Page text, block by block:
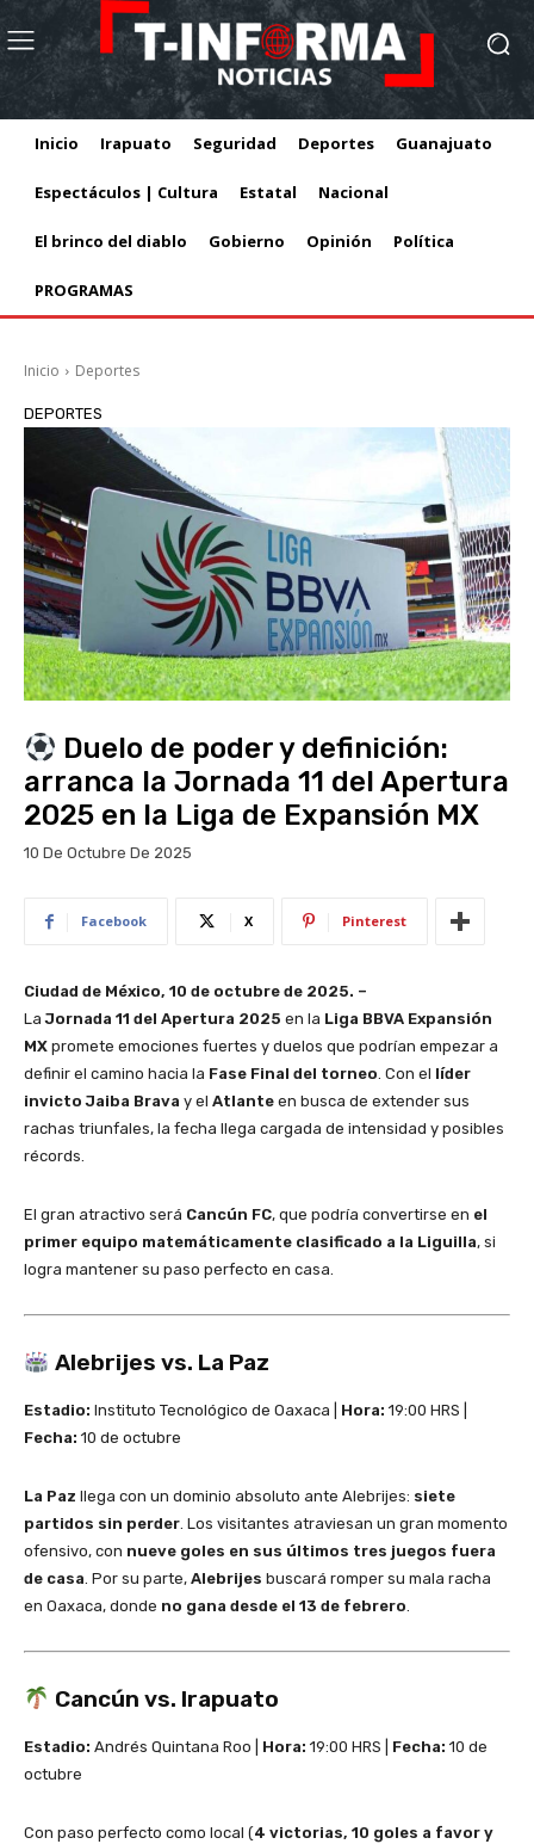
Inicio Irapuato Seguridad Deportes Guanajuato
Espectáculos | Cultura Estatal Nacional
El brinco del diablo Gobierno Opinión Política
PROGRAMAS
Inicio Deportes
DEPORTES
Duelo de poder y definición:
arranca la Jornada 11 del Apertura
2025 en la Liga de Expansión MX
10 De Octubre De 2025
Facebook X Pinterest
Ciudad de México, 10 de octubre de 2025. –
LaJornada 11 del Apertura 2025 en la Liga BBVA Expansión
MX promete emociones fuertes y duelos que podrían empezar a
definir el camino hacia la Fase Final del torneo. Con el líder
invicto Jaiba Brava y el Atlante en busca de extender sus
rachas triunfales, la fecha llega cargada de intensidad y posibles
récords.
El gran atractivo será Cancún FC, que podría convertirse en el
primer equipo matemáticamente clasificado a la Liguilla, si
logra mantener su paso perfecto en casa.
Alebrijes vs. La Paz
Estadio: Instituto Tecnológico de Oaxaca | Hora: 19:00 HRS |
Fecha: 10 de octubre
La Paz llega con un dominio absoluto ante Alebrijes: siete
partidos sin perder. Los visitantes atraviesan un gran momento
ofensivo, con nueve goles en sus últimos tres juegos fuera
de casa. Por su parte, Alebrijes buscará romper su mala racha
en Oaxaca, donde no gana desde el 13 de febrero.
Cancún vs. Irapuato
Estadio: Andrés Quintana Roo | Hora: 19:00 HRS | Fecha: 10 de
octubre
Con paso perfecto como local (4 victorias, 10 goles a favor y